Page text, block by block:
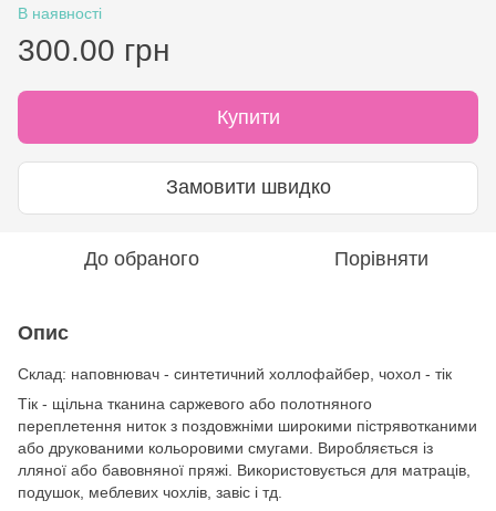
В наявності
300.00 грн
Купити
Замовити швидко
До обраного Порівняти
Опис
Склад: наповнювач - синтетичний холлофайбер, чохол - тік
Тік - щільна тканина саржевого або полотняного
переплетення ниток з поздовжніми широкими пістрявотканими
або друкованими кольоровими смугами. Виробляється із
лляної або бавовняної пряжі. Використовується для матраців,
подушок, меблевих чохлів, завіс і тд.